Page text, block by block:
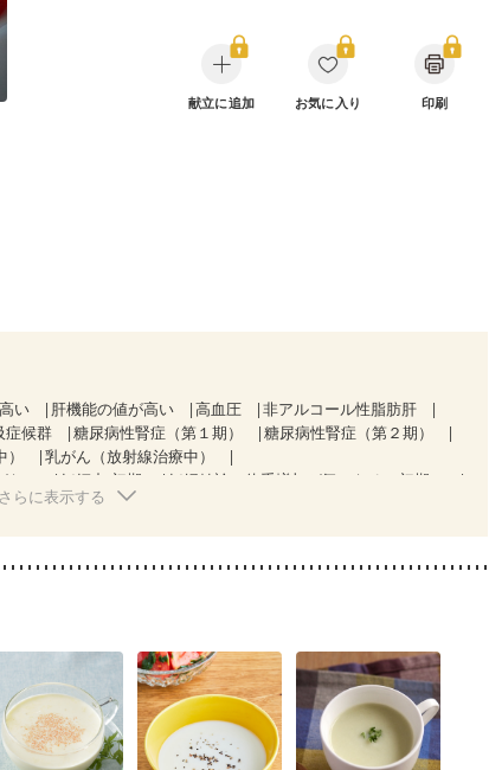
献立に追加 お気に入り 印刷
い 肝機能の値が高い 高血圧
非アルコール性脂肪肝
症候群 糖尿病性腎症（第１期）
糖尿病性腎症（第２期）
乳がん（放射線治療中）
ない 妊娠中(初期)
妊婦健診・体重増加が気になる（初期）
期) 産後（母乳）
さらに表示する